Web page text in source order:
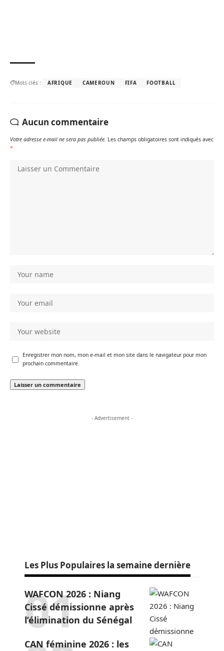
Mots clés : AFRIQUE CAMEROUN FIFA FOOTBALL
Aucun commentaire
Votre adresse e-mail ne sera pas publiée. Les champs obligatoires sont indiqués avec
*
Enregistrer mon nom, mon e-mail et mon site dans le navigateur pour mon
prochain commentaire.
- Advertisement -
Les Plus Populaires la semaine dernière
WAFCON 2026 : Niang
Cissé démissionne après
l’élimination du Sénégal
CAN féminine 2026 : les